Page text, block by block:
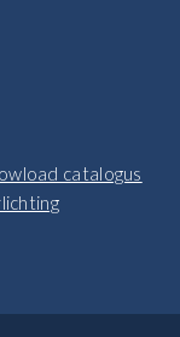
catalogus